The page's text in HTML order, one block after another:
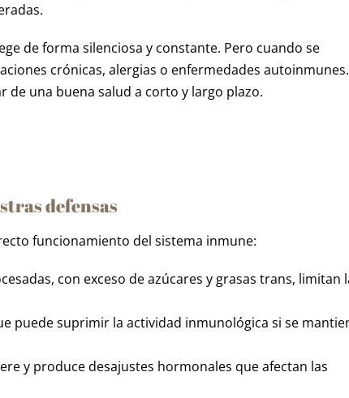
de forma silenciosa y constante. Pero cuando se
crónicas, alergias o enfermedades autoinmunes.
de una buena salud a corto y largo plazo.
defensas
funcionamiento del sistema inmune:
con exceso de azúcares y grasas trans, limitan
puede suprimir la actividad inmunológica si se
y produce desajustes hormonales que afectan las